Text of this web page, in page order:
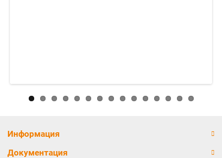
Информация
Документация